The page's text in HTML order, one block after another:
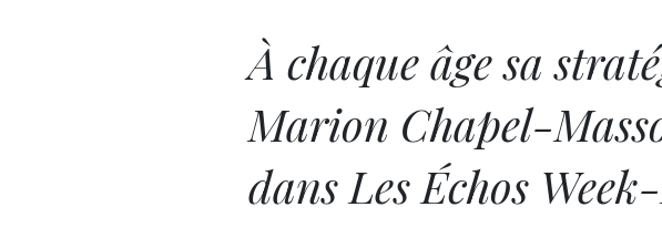
À chaque âge sa
Marion Chapel-
dans Les Échos